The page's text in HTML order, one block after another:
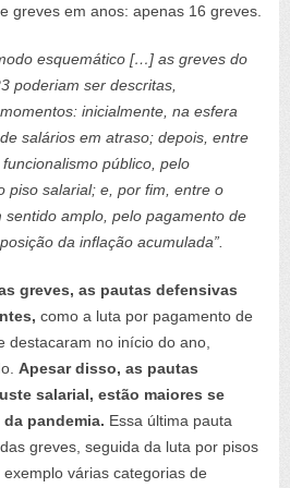
greves em anos: apenas 16 greves.
esquemático […] as greves do
poderiam ser descritas,
inicialmente, na esfera
salários em atraso; depois, entre
público, pelo
piso salarial; e, por fim, entre o
sentido amplo, pelo pagamento de
da inflação acumulada”.
greves, as pautas defensivas
como a luta por pagamento de
destacaram no início do ano,
Apesar disso, as pautas
salarial, estão maiores se
pandemia. Essa última pauta
greves, seguida da luta por pisos
várias categorias de